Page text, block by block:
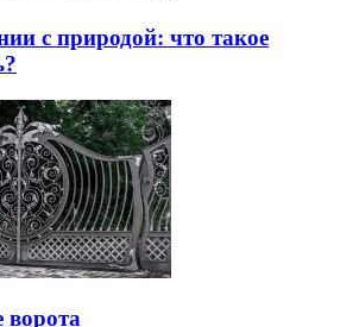
с природой: что такое